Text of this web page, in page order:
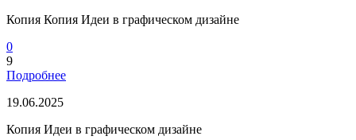
Копия Копия Идеи в графическом дизайне
0
9
Подробнее
19.06.2025
Копия Идеи в графическом дизайне